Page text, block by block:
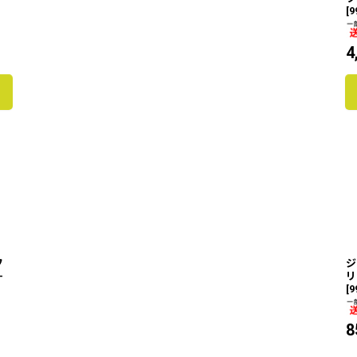
[
[